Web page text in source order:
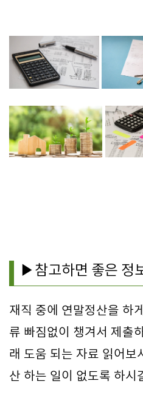
▶참고하면 좋은 정
재직 중에 연말정산을 하
류 빠짐없이 챙겨서 제출
래 도움 되는 자료 읽어보
산 하는 일이 없도록 하시